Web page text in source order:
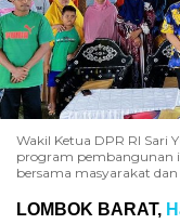
Wakil Ketua DPR RI Sari
program pembangunan
bersama masyarakat
LOMBOK BARAT,